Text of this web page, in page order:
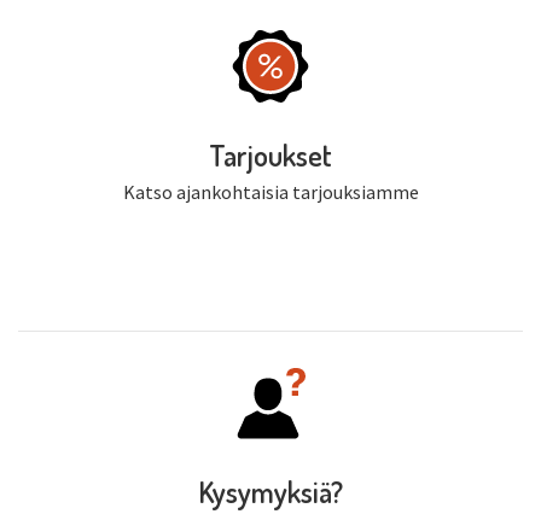
Tarjoukset
Katso ajankohtaisia tarjouksiamme
Kysymyksiä?